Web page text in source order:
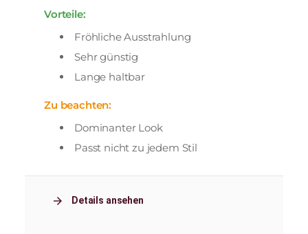
Vorteile:
Fröhliche Ausstrahlung
Sehr günstig
Lange haltbar
Zu beachten:
Dominanter Look
Passt nicht zu jedem Stil
arrow_forward Details ansehen